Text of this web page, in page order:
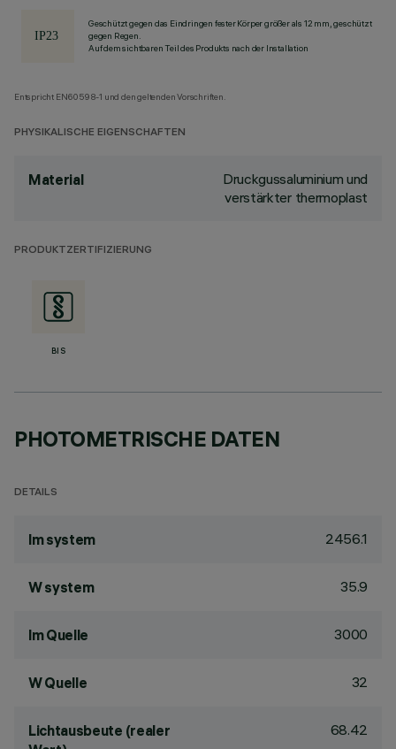
Geschützt gegen das Eindringen fester Körper größer als 12 mm, geschützt
gegen Regen.
Auf dem sichtbaren Teil des Produkts nach der Installation
Entspricht EN60598-1 und den geltenden Vorschriften.
PHYSIKALISCHE EIGENSCHAFTEN
Material
Druckgussaluminium und
verstärkter thermoplast
PRODUKTZERTIFIZIERUNG
BIS
PHOTOMETRISCHE DATEN
DETAILS
lm system 2456.1
W system 35.9
lm Quelle 3000
W Quelle 32
Lichtausbeute (realer
68.42